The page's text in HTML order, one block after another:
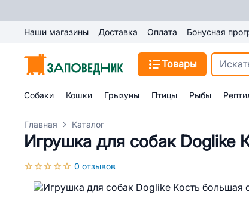
Наши магазины Доставка Оплата Бонусная
Товары
Собаки Кошки Грызуны Птицы Рыбы
Главная Каталог
Игрушка для собак Doglike
0 отзывов